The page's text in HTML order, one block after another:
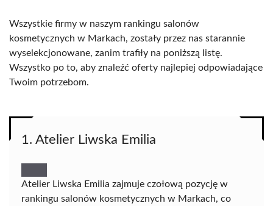
Wszystkie firmy w naszym rankingu salonów
kosmetycznych w Markach, zostały przez nas starannie
wyselekcjonowane, zanim trafiły na poniższą listę.
Wszystko po to, aby znaleźć oferty najlepiej odpowiadające
Twoim potrzebom.
1. Atelier Liwska Emilia
Atelier Liwska Emilia zajmuje czołową pozycję w
rankingu salonów kosmetycznych w Markach, co